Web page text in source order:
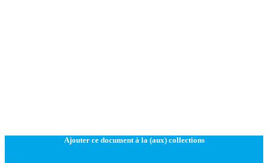
Ajouter ce document à la (aux) collections